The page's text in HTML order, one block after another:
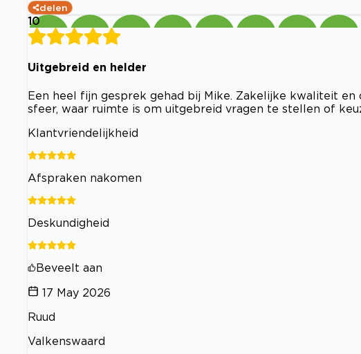
delen
10
Uitgebreid en helder
Een heel fijn gesprek gehad bij Mike. Zakelijke kwaliteit
sfeer, waar ruimte is om uitgebreid vragen te stellen of
Klantvriendelijkheid
Afspraken nakomen
Deskundigheid
Beveelt aan
17 May 2026
Ruud
Valkenswaard